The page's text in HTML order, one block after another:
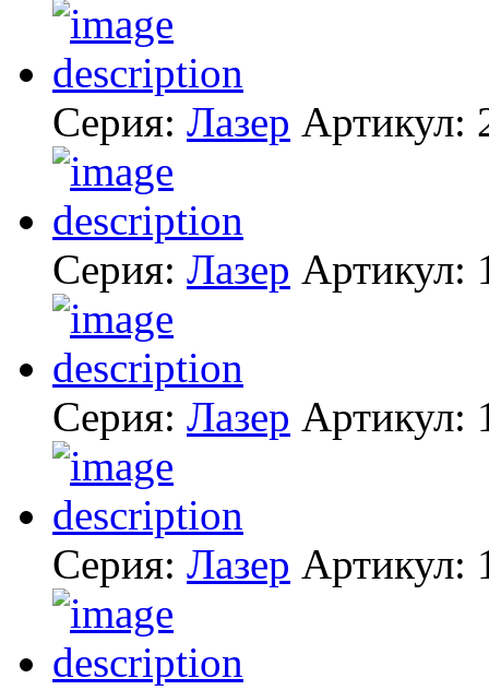
Серия: Лазер Артикул:
Серия: Лазер Артикул:
Серия: Лазер Артикул:
Серия: Лазер Артикул: